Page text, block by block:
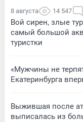
8 августа 14 547
Вой сирен, злые
самый большой
туристки
«Мужчины не
Екатеринбурга
Выжившая после
выписалась из